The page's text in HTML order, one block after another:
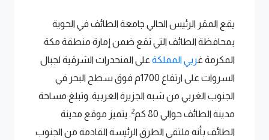
يقع المقر الرئيس الحالي جامعة الطائف في الحوية
بمحافظة الطائف التي تقع ضمن إمارة منطقة مكة
المكرمة غربي المملكة على المنحدرات الشرقية لجبال
السروات على ارتفاع 1700م فوق سطح البحر في
الجنوب الغربي من شبه الجزيرة العربية. وتبلغ مساحة
مدينة الطائف حوالي 80 كم
2. يتميز موقع مدينة
الطائف بأنه ملتقى الطرق الرئيسة القادمة من الجنوب